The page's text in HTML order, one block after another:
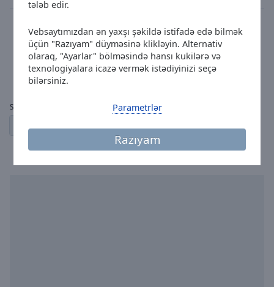
tələb edir.
Vebsaytımızdan ən yaxşı şəkildə istifadə edə bilmək
üçün "Razıyam" düyməsinə klikləyin. Alternativ
olaraq, "Ayarlar" bölməsində hansı kukilərə və
texnologiyalara icazə vermək istədiyinizi seçə
bilərsiniz.
Razıyam
Parametrlər
dance electronic trance
house
Negro Can - Cada Vez (Grant Nelson Edit)
7
379
Səhifələr: